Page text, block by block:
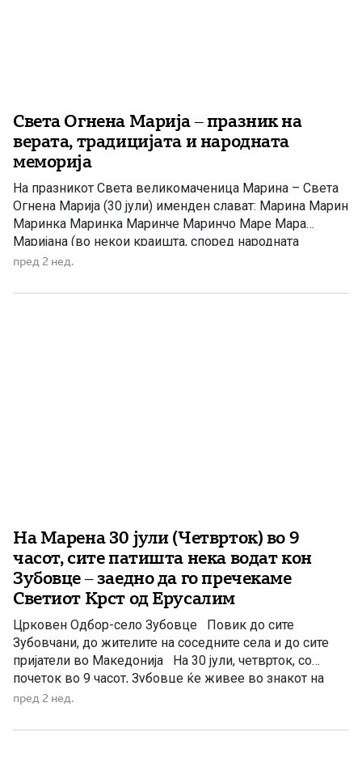
Света Огнена Марија – празник на
верата, традицијата и народната
меморија
На празникот Света великомаченица Марина – Света
Огнена Марија (30 јули) именден слават: Марина Марин
Маринка Маринка Маринче Маринчо Маре Мара
Маријана (во некои краишта, според народната
традиција) Огнен (поретко, по народниот назив на
црква го празнува споменот на Светата
пред 2 нед.
На Марена 30 јули (Четврток) во 9
часот, сите патишта нека водат кон
Зубовце – заедно да го пречекаме
Светиот Крст од Ерусалим
Црковен Одбор-село Зубовце Повик до сите
Зубовчани, до жителите на соседните села и до сите
пријатели во Македонија На 30 јули, четврток, со
почеток во 9 часот, Зубовце ќе живее во знакот на
верата, традицијата и заедништвото. Дојдете заедно
великомаченица Марина“ – „Света Огнена Марија“, во
пред 2 нед.